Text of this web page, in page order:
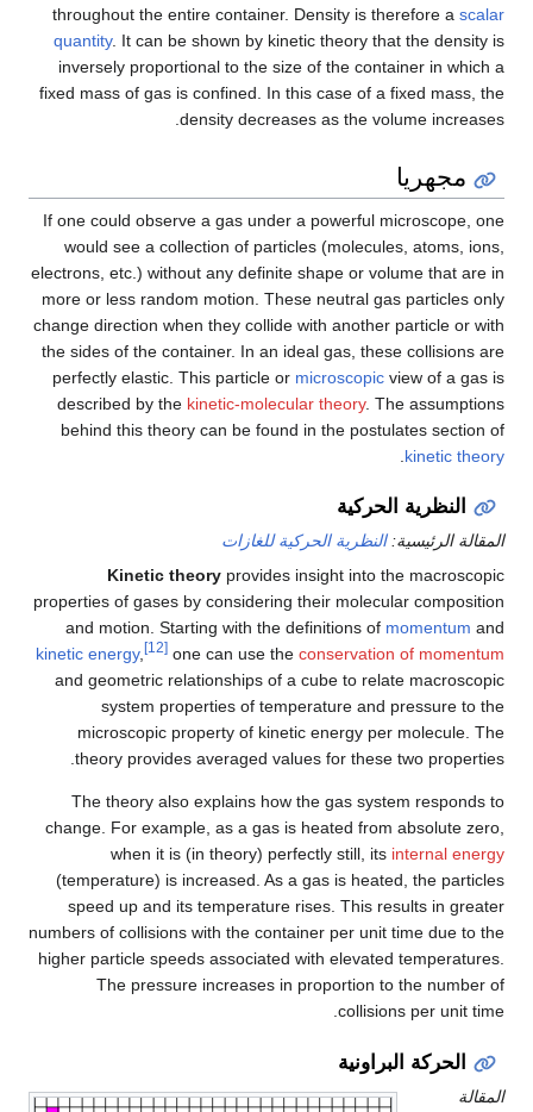
throughout the entire container. Density is therefore a scalar
quantity. It can be shown by kinetic theory that the density is
inversely proportional to the size of the container in which a
fixed mass of gas is confined. In this case of a fixed mass, the
density decreases as the volume increases.
مجهريا
If one could observe a gas under a powerful microscope, one
would see a collection of particles (molecules, atoms, ions,
electrons, etc.) without any definite shape or volume that are in
more or less random motion. These neutral gas particles only
change direction when they collide with another particle or with
the sides of the container. In an ideal gas, these collisions are
perfectly elastic. This particle or microscopic view of a gas is
described by the kinetic-molecular theory. The assumptions
behind this theory can be found in the postulates section of
kinetic theory
النظرية الحركية
المقالة الرئيسية:النظرية الحركية للغازات
Kinetic theory provides insight into the macroscopic
properties of gases by considering their molecular composition
and motion. Starting with the definitions of momentum and
kinetic energy, [12] one can use the conservation of momentum
and geometric relationships of a cube to relate macroscopic
system properties of temperature and pressure to the
microscopic property of kinetic energy per molecule. The
theory provides averaged values for these two properties.
The theory also explains how the gas system responds to
change. For example, as a gas is heated from absolute zero,
when it is (in theory) perfectly still, its internal energy
(temperature) is increased. As a gas is heated, the particles
speed up and its temperature rises. This results in greater
numbers of collisions with the container per unit time due to the
higher particle speeds associated with elevated temperatures.
The pressure increases in proportion to the number of
collisions per unit time.
الحركة البراونية
المقالة